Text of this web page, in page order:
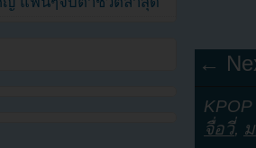
←
จื่อวี่,